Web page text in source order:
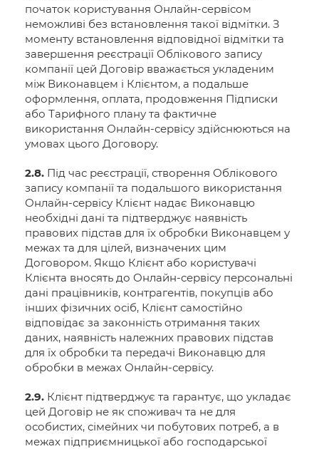
початок користування Онлайн-сервісом
неможливі без встановлення такої відмітки. З
моменту встановлення відповідної відмітки та
завершення реєстрації Облікового запису
компанії цей Договір вважається укладеним
між Виконавцем і Клієнтом, а подальше
оформлення, оплата, продовження Підписки
або Тарифного плану та фактичне
використання Онлайн-сервісу здійснюються на
умовах цього Договору.
2.8. Під час реєстрації, створення Облікового
запису компанії та подальшого використання
Онлайн-сервісу Клієнт надає Виконавцю
необхідні дані та підтверджує наявність
правових підстав для їх обробки Виконавцем у
межах та для цілей, визначених цим
Договором. Якщо Клієнт або користувачі
Клієнта вносять до Онлайн-сервісу персональні
дані працівників, контрагентів, покупців або
інших фізичних осіб, Клієнт самостійно
відповідає за законність отримання таких
даних, наявність належних правових підстав
для їх обробки та передачі Виконавцю для
обробки в межах Онлайн-сервісу.
2.9. Клієнт підтверджує та гарантує, що укладає
цей Договір не як споживач та не для
особистих, сімейних чи побутових потреб, а в
межах підприємницької або господарської